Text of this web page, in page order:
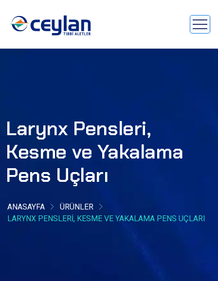
Larynx Pensleri,
Kesme ve Yakalama
Pens Uçları
ANASAYFA
ÜRÜNLER
LARYNX PENSLERI, KESME VE YAKALAMA PENS UÇLARI